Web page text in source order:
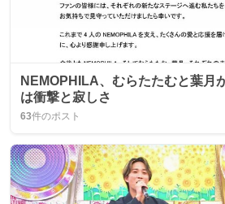
NEMOPHILA、むらたたむと葉月
は衝撃と寂しさ
63件のポスト